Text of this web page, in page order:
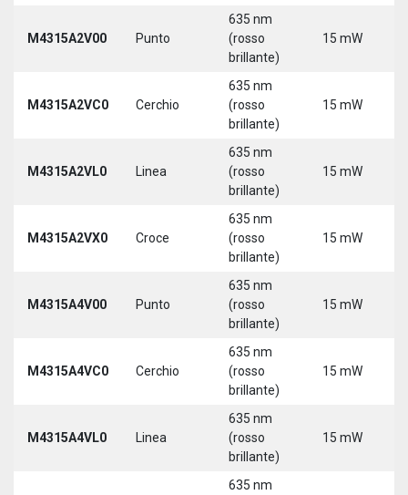
M4315A2V00 Punto
635 nm
(rosso
brillante)
15 mW
M4315A2VC0 Cerchio
635 nm
(rosso
brillante)
15 mW
M4315A2VL0 Linea
635 nm
(rosso
brillante)
15 mW
M4315A2VX0 Croce
635 nm
(rosso
brillante)
15 mW
M4315A4V00 Punto
635 nm
(rosso
brillante)
15 mW
M4315A4VC0 Cerchio
635 nm
(rosso
brillante)
15 mW
M4315A4VL0 Linea
635 nm
(rosso
brillante)
15 mW
635 nm